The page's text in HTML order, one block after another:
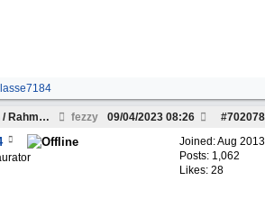
Re: Selbst ist der Mann / Rahmen restaurieren fezzy #702078
09/04/2023 08:26
Joined:Aug 2013
Posts: 1,062
Likes: 28